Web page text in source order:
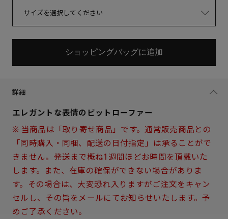
サイズを選択してください
ショッピングバッグに追加
詳細
エレガントな表情のビットローファー
※ 当商品は「取り寄せ商品」です。通常販売商品との
「同時購入・同梱、配送の日付指定」は承ることがで
きません。発送まで概ね1週間ほどお時間を頂戴いた
します。また、在庫の確保ができない場合がありま
す。その場合は、大変恐れ入りますがご注文をキャン
セルし、その旨をメールにてお知らせいたします。予
めご了承ください。